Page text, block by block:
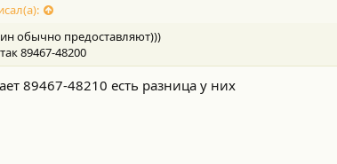
обычно предоставляют)))
89467-48200
89467-48210 есть разница у них